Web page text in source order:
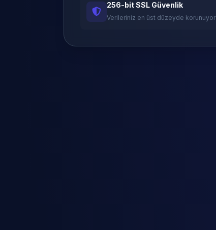
256-bit SSL Güvenlik
Verileriniz en üst düzeyde korunuyor